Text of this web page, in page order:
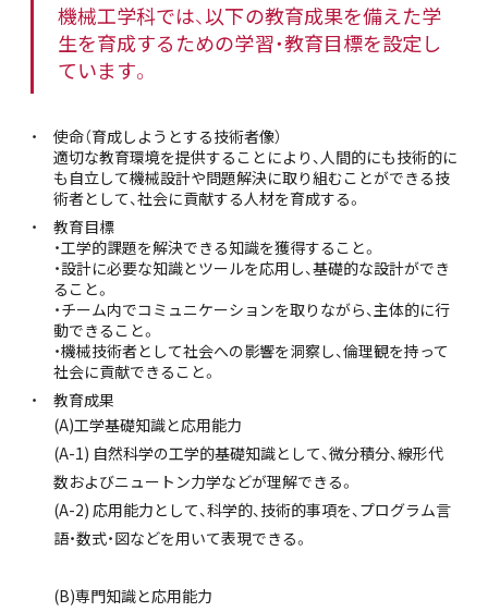
機械工学科では、以下の教育成果を備えた学
生を育成するための学習・教育目標を設定し
ています。
使命（育成しようとする技術者像）
適切な教育環境を提供することにより、人間的にも技術的に
も自立して機械設計や問題解決に取り組むことができる技
術者として、社会に貢献する人材を育成する。
教育目標
・工学的課題を解決できる知識を獲得すること。
・設計に必要な知識とツールを応用し、基礎的な設計ができ
ること。
・チーム内でコミュニケーションを取りながら、主体的に行
動できること。
・機械技術者として社会への影響を洞察し、倫理観を持って
社会に貢献できること。
教育成果
(A)工学基礎知識と応用能力
(A-1) 自然科学の工学的基礎知識として、微分積分、線形代
数およびニュートン力学などが理解できる。
(A-2) 応用能力として、科学的、技術的事項を、プログラム言
語・数式・図などを用いて表現できる。
(B)専門知識と応用能力